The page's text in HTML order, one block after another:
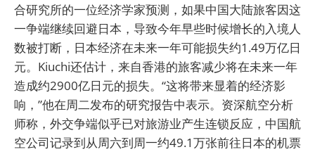
合研究所的一位经济学家预测，如果中国大陆旅客因这
一争端继续回避日本，导致今年早些时候增长的入境人
数被打断，日本经济在未来一年可能损失约1.49万亿日
元。Kiuchi还估计，来自香港的旅客减少将在未来一年
造成约2900亿日元的损失。“这将带来显着的经济影
响，”他在周二发布的研究报告中表示。资深航空分析
师称，外交争端似乎已对旅游业产生连锁反应，中国航
空公司记录到从周六到周一约49.1万张前往日本的机票